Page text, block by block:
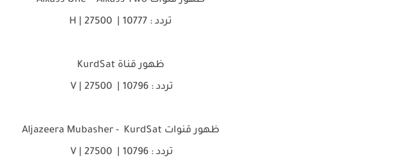
تردد : 10777 | H | 27500
ظهور قناة KurdSat
تردد : 10796 | V | 27500
ظهور قنوات Aljazeera Mubasher - KurdSat
تردد : 10796 | V | 27500